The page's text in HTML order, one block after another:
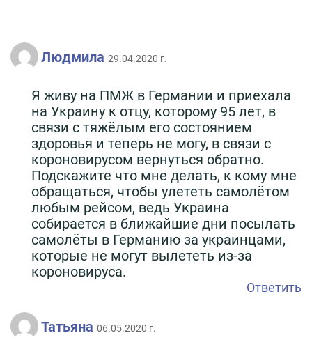
Людмила 29.04.2020 г.
Я живу на ПМЖ в Германии и приехала
на Украину к отцу, которому 95 лет, в
связи с тяжёлым его состоянием
здоровья и теперь не могу, в связи с
короновирусом вернуться обратно.
Подскажите что мне делать, к кому мне
обращаться, чтобы улететь самолётом
любым рейсом, ведь Украина
собирается в ближайшие дни посылать
самолёты в Германию за украинцами,
которые не могут вылететь из-за
короновируса.
Ответить
Татьяна 06.05.2020 г.